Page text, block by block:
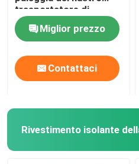
trasportatore di
rivestimento isolante
della puleggia ceramica
del tamburo
Miglior prezzo
Contattaci